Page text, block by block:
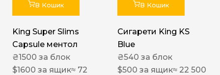
В Кошик
King Super Slims
Capsule ментол
₴1500 за блок
$1600 за ящик≈ 72
В Кошик
Сигарети King KS
Blue
₴540 за блок
$500 за ящик≈ 22 500